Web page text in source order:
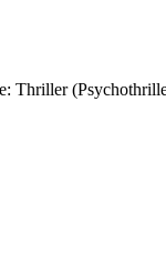
Thriller